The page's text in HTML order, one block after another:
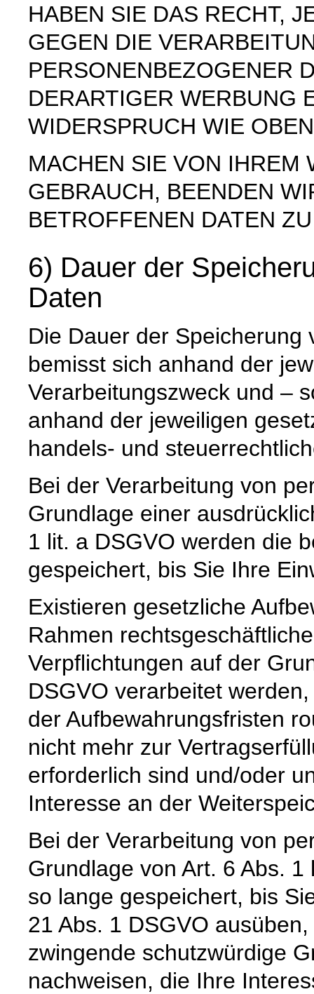
HABEN SIE DAS RECHT,
GEGEN DIE
PERSONENBEZOGENER
DERARTIGER WERBUNG
WIDERSPRUCH WIE
MACHEN SIE VON IHREM
GEBRAUCH, BEENDEN
BETROFFENEN DATEN
6) Dauer der
Daten
Die Dauer der
bemisst sich anhand der
Verarbeitungszweck und –
anhand der jeweiligen
handels- und
Bei der Verarbeitung von
Grundlage einer
1 lit. a DSGVO werden die
gespeichert, bis Sie Ihre
Existieren gesetzliche
Rahmen
Verpflichtungen auf der
DSGVO verarbeitet
der Aufbewahrungsfristen
nicht mehr zur
erforderlich sind und/oder
Interesse an der
Bei der Verarbeitung von
Grundlage von Art. 6 Abs.
so lange gespeichert, bis
21 Abs. 1 DSGVO
zwingende schutzwürdige
nachweisen, die Ihre